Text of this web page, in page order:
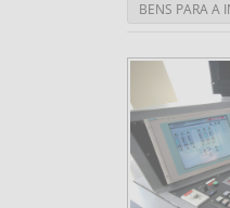
BENS PARA A